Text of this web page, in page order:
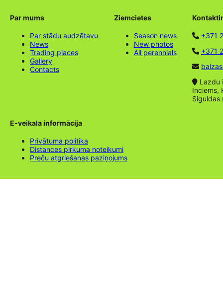
Par mums
Par stādu audzētavu
News
Trading places
Gallery
Contacts
Ziemcietes
Season news
New photos
All perennials
+371
+371
Lazdu
Inciems,
Siguldas
E-veikala informācija
Privātuma politika
Distances pirkuma noteikumi
Preču atgriešanas paziņojums